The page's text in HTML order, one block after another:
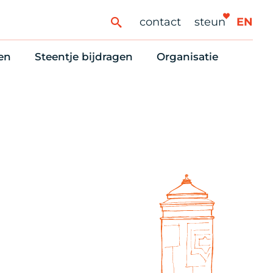
contact steun EN
Steentje bijdragen
6 redenen om mee te doen
Organisatie
Stadsherstel